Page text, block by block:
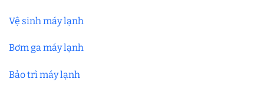
Vệ sinh máy lạnh
Bơm ga máy lạnh
Bảo trì máy lạnh